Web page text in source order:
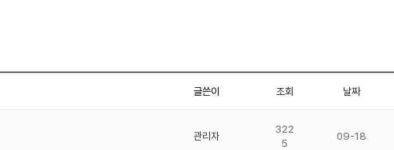
글쓴이 조회 날짜
관리자
322
5
09-18